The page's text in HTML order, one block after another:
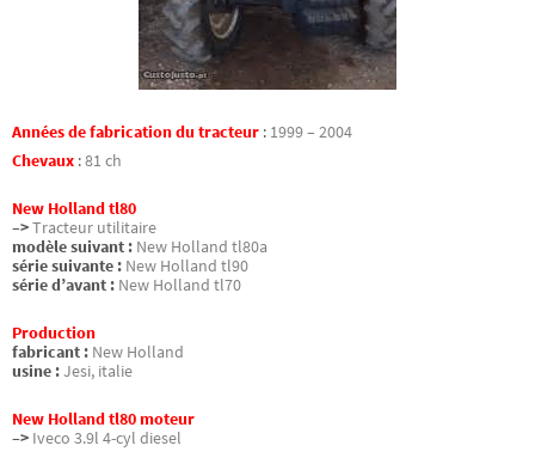
Années de fabrication du tracteur : 1999 – 2004
Chevaux :81 ch
New Holland tl80
–>Tracteur utilitaire
modèle suivant : New Holland tl80a
série suivante : New Holland tl90
série d’avant : New Holland tl70
Production
fabricant : New Holland
usine :Jesi, italie
New Holland tl80 moteur
–> Iveco 3.9l 4-cyl diesel